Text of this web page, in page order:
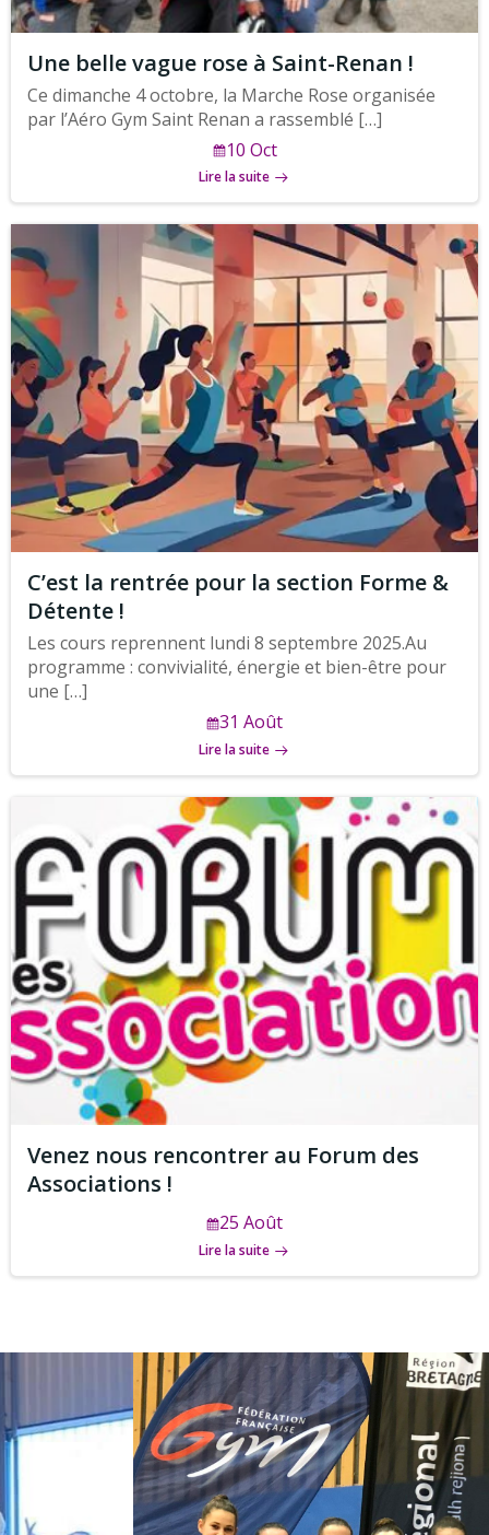
Une belle vague rose à Saint-Renan !
Ce dimanche 4 octobre, la Marche Rose organisée
par l’Aéro Gym Saint Renan a rassemblé […]
10 Oct
Lire la suite
C’est la rentrée pour la section Forme &
Détente !
Les cours reprennent lundi 8 septembre 2025.Au
programme : convivialité, énergie et bien-être pour
une […]
31 Août
Lire la suite
Venez nous rencontrer au Forum des
Associations !
25 Août
Lire la suite